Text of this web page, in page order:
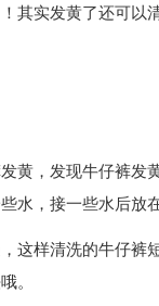
其实发黄了还可以
黄，发现牛仔裤发
水，接一些水后放
这样清洗的牛仔裤
。